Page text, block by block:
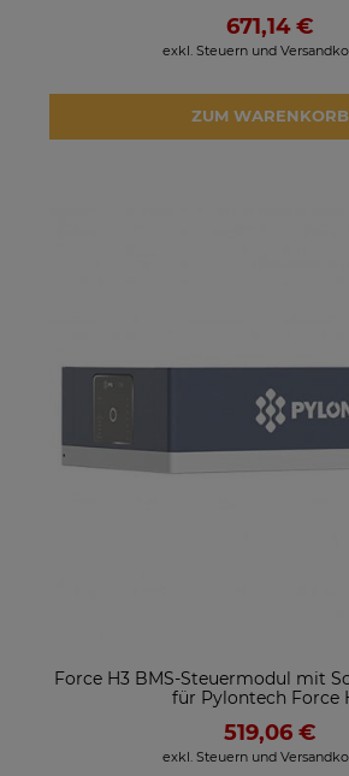
671,14 €
exkl. Steuern und
ZUM WARENKORB
Force H3 BMS-Steuermodul mit
für Pylontech Force
519,06 €
exkl. Steuern und